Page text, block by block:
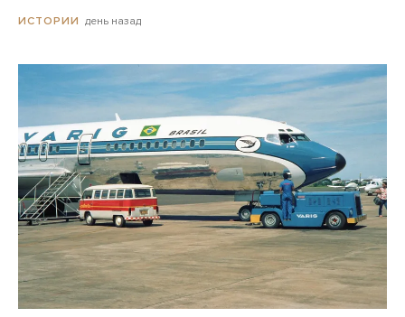
ИСТОРИИ день назад